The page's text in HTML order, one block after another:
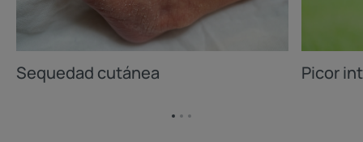
Sequedad cutánea Picor
IrIrIr